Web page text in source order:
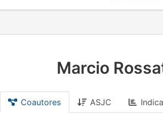
Marcio
Coautores ASJC